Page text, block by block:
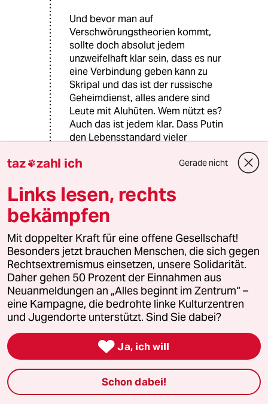
Und bevor man auf
Verschwörungstheorien kommt,
sollte doch absolut jedem
unzweifelhaft klar sein, dass es nur
eine Verbindung geben kann zu
Skripal und das ist der russische
Geheimdienst, alles andere sind
Leute mit Aluhüten. Wem nützt es?
Auch das ist jedem klar. Dass Putin
den Lebensstandard vieler
breites Vertrauen besitzt ist nur
Putin schon lange mit dem Rücken
zur Wand und nur durch brutalste
Methoden, wie wahllose
Erschießungen, Kindesentführung
usw. kann er sich noch auf seinem
Stuhl halten. Denn die russische
Bevölkerung sehnt sich nach einem
Boris Jelzin, der versucht hatte das
arme Russland dem Westen zu öffnen
und die Rohstoffe gewinnbringend zu
verkaufen. Dass dieses zu einer
katastrophalen Wirtschaftslage
führte in deren Folge Massenarmut in
Russland einzog ist ebenfalls nur
Westen bringt nur Gutes für die
taz zahl ich Gerade nicht
Links lesen, rechts
bekämpfen
Mit doppelter Kraft für eine offene Gesellschaft!
Besonders jetzt brauchen Menschen, die sich gegen
Rechtsextremismus einsetzen, unsere Solidarität.
Daher gehen 50 Prozent der Einnahmen aus
Neuanmeldungen an „Alles beginnt im Zentrum“ –
eine Kampagne, die bedrohte linke Kulturzentren
und Jugendorte unterstützt. Sind Sie dabei?
 Ja, ich will
Schon dabei!